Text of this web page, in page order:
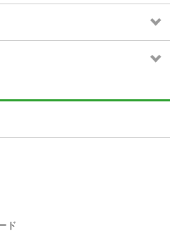
ド